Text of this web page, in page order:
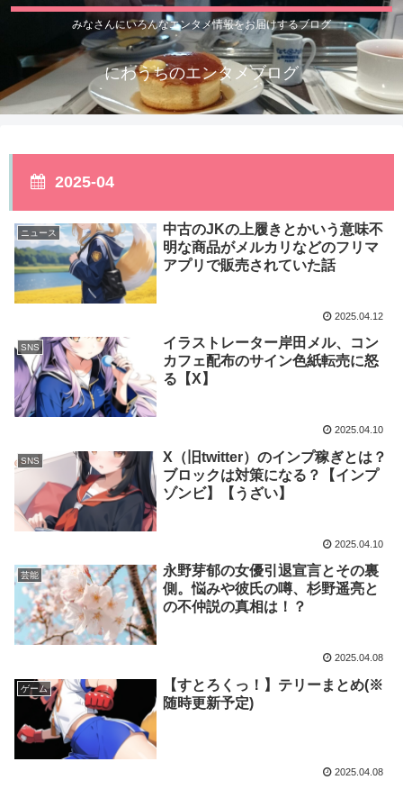
みなさんにいろんなエンタメ情報をお届けするブログ
にわうちのエンタメブログ
2025-04
ニュース
中古のJKの上履きとかいう意味不
明な商品がメルカリなどのフリマ
アプリで販売されていた話
2025.04.12
SNS
イラストレーター岸田メル、コン
カフェ配布のサイン色紙転売に怒
る【X】
2025.04.10
SNS
X（旧twitter）のインプ稼ぎとは？
ブロックは対策になる？【インプ
ゾンビ】【うざい】
2025.04.10
芸能
永野芽郁の女優引退宣言とその裏
側。悩みや彼氏の噂、杉野遥亮と
の不仲説の真相は！？
2025.04.08
ゲーム
【すとろくっ！】テリーまとめ(※
随時更新予定)
2025.04.08